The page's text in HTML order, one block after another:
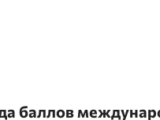
баллов